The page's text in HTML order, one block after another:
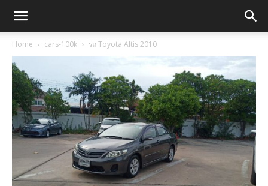
Home cars-100k รถ Toyota Altis 2010